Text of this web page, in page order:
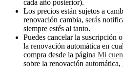
cada año posterior).
Los precios están sujetos a
renovación cambia, serás
siempre estés al tanto.
Puedes cancelar la suscripción
la renovación automática en
compra desde la página Mi
sobre la renovación automática,